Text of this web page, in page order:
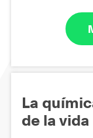
La
de la